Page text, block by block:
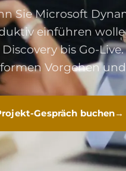
Sie Microsoft
einführen
bis Go-
Vorgehen
Gespräch buchen